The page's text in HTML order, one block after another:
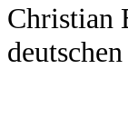
Christian